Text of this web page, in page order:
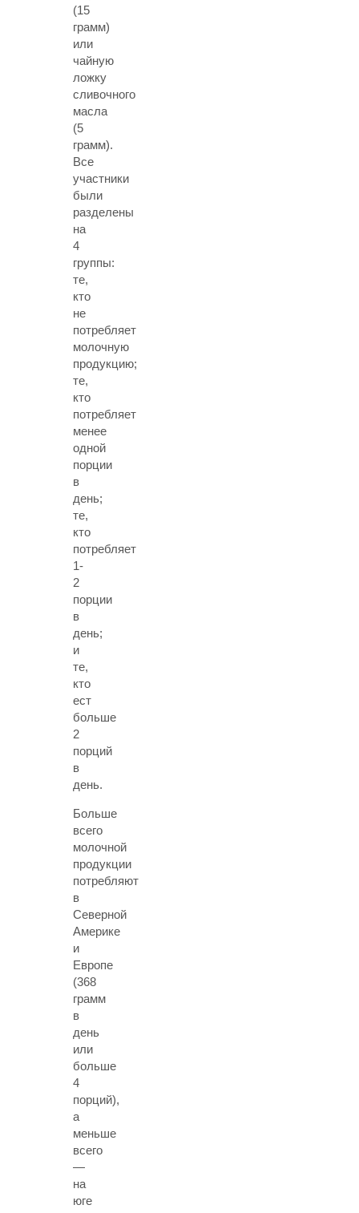
(15
грамм)
или
чайную
ложку
сливочного
масла
(5
грамм).
Все
участники
были
разделены
на
4
группы:
те,
кто
не
потребляет
молочную
продукцию;
те,
кто
потребляет
менее
одной
порции
в
день;
те,
кто
потребляет
1-
2
порции
в
день;
и
те,
кто
ест
больше
2
порций
в
день.
Больше
всего
молочной
продукции
потребляют
в
Северной
Америке
и
Европе
(368
грамм
в
день
или
больше
4
порций),
а
меньше
всего
—
на
юге